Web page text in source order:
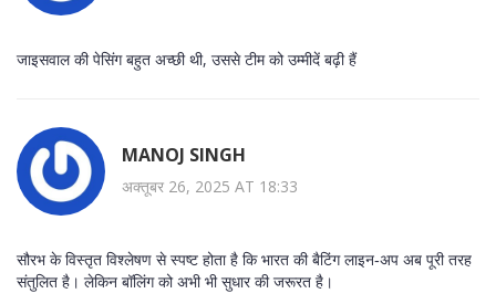
जाइसवाल की पेसिंग बहुत अच्‍छी थी, उससे टीम को उम्मीदें बढ़ी हैं
MANOJ SINGH
अक्तूबर 26, 2025 AT 18:33
सौरभ के विस्तृत विश्लेषण से स्पष्ट होता है कि भारत की बैटिंग लाइन‑अप अब पूरी तरह
संतुलित है। लेकिन बॉलिंग को अभी भी सुधार की जरूरत है।